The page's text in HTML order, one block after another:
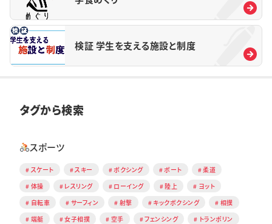
検証 学生を支える施設と制度
タグから検索
スポーツ
スケート スキー ボクシング ボート
柔道
体操
レスリング ローイング 陸上
ヨット
自転車
サーフィン 射撃 キックボクシング
相撲
端艇
女子相撲 空手 フェンシング
トランポリン